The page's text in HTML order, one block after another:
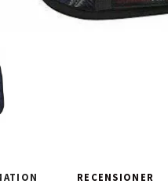
RECENSIONER